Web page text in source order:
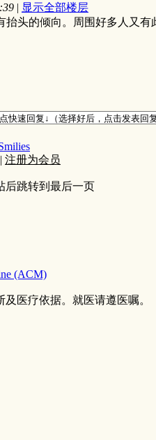
| 显示全部楼层
抬头的倾向。周围好多人又有
| 注册为会员
后跳转到最后一页
(ACM)
医疗依据。就医请遵医嘱。